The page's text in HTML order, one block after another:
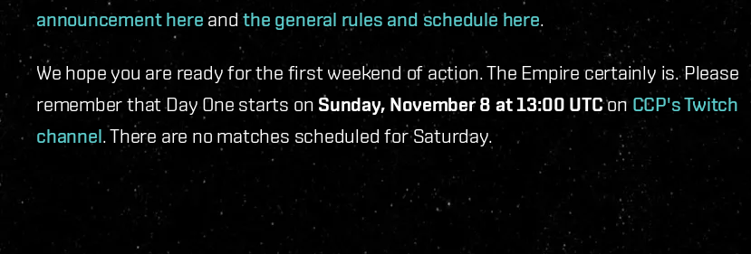
announcement here andthe general rules and schedule here.
We hope you are ready for the first weekend of action. The Empire certainly is. Please
remember that Day One starts on Sunday, November 8 at 13:00 UTCon CCP's Twitch
channel. There are no matches scheduled for Saturday.